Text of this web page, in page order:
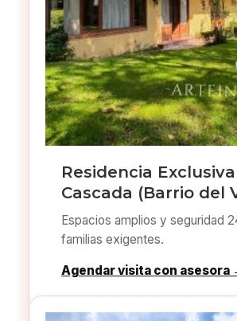
Residencia
Cascada (Barrio del
Espacios amplios y seguridad
familias exigentes.
Agendar visita con asesora